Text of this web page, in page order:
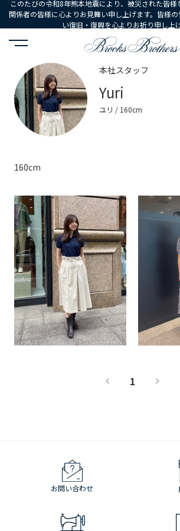
このたびの令和8年熊本地震により、被災された皆
関係者の皆様に心よりお見舞い申し上げます。皆様
い復旧・復興を心よりお祈り申し上げ
HOME コーディネート スタッフ詳細
本社スタッフ
Yuri
ユリ / 160cm
160cm
1
お問い合わせ